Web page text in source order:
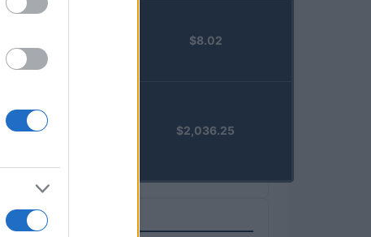
$8.02
PRIME)
$2,036.25
PIÙ LETTI